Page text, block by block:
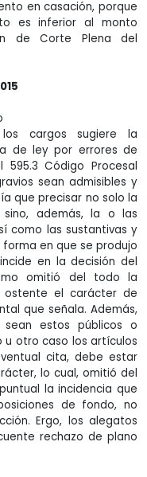
en casación, porque
es inferior al monto
de Corte Plena del
cargos sugiere la
de ley por errores de
Código Procesal
sean admisibles y
que precisar no solo la
además, la o las
como las sustantivas y
en que se produjo
en la decisión del
omitió del todo la
ostente el carácter de
que señala. Además,
estos públicos o
u otro caso los artículos
cita, debe estar
lo cual, omitió del
la incidencia que
de fondo, no
Ergo, los alegatos
rechazo de plano